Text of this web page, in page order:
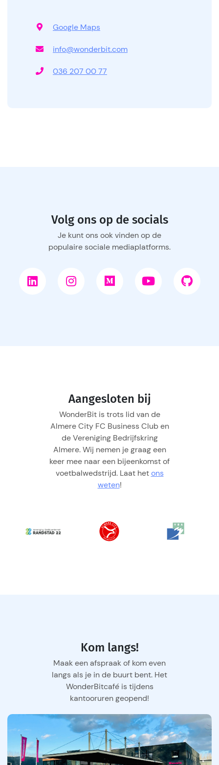
Google Maps
info@wonderbit.com
036 207 00 77
Volg ons op de socials
Je kunt ons ook vinden op de
populaire sociale mediaplatforms.
Aangesloten bij
WonderBit is trots lid van de
Almere City FC Business Club en
de Vereniging Bedrijfskring
Almere. Wij nemen je graag een
keer mee naar een bijeenkomst of
voetbalwedstrijd. Laat hetons
weten!
Kom langs!
Maak een afspraak of kom even
langs als je in de buurt bent. Het
WonderBitcafé is tijdens
kantooruren geopend!